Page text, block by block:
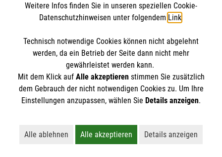
Newsletter abonnieren
Cookies verwalten|AGB|Impressum|Datenschutz
Barrierefreiheit |Kontakt| Sharepoint|Mediathek
Weitere Infos finden Sie in unseren speziellen Cookie-
Datenschutzhinweisen unter folgendem Link.
Technisch notwendige Cookies können nicht abgelehnt
werden, da ein Betrieb der Seite dann nicht mehr
gewährleistet werden kann.
Mit dem Klick auf Alle akzeptierenstimmen Sie zusätzlich
dem Gebrauch der nicht notwendigen Cookies zu. Um Ihre
Einstellungen anzupassen, wählen Sie Details anzeigen.
Alle ablehnen
Lehnt alle nicht-essentiellen Cookies ab
Alle akzeptieren
Akzeptiert alle Cookies
Details anzeigen